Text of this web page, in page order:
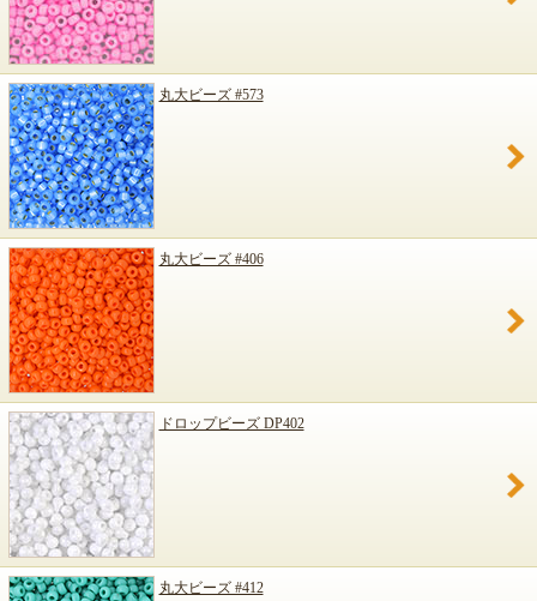
丸大ビーズ #573
丸大ビーズ #406
ドロップビーズ DP402
丸大ビーズ #412